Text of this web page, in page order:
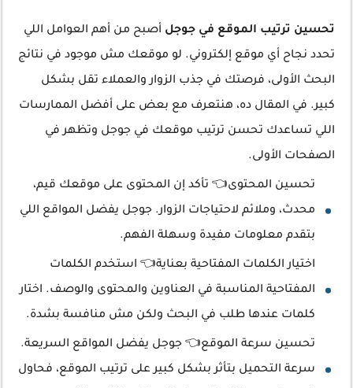
تحسين ترتيب الموقع في جوجل أصبح من أهم العوامل اللي
تحدد نجاح أي موقع إلكتروني. لو موقعك مش موجود في نتائج
البحث الأولى، فرصتك في جذب الزوار والعملاء تقل بشكل
كبير. في المقال ده، هنتعرف مع بعض على أفضل الممارسات
اللي تساعدك تحسن ترتيب موقعك في جوجل وتظهر في
الصفحات الأولى.
تحسين المحتوى👈 تأكد إن المحتوى على موقعك قيم،
محدث، وملائم لاحتياجات الزوار. جوجل يفضل المواقع اللي
بتقدم معلومات مفيدة وسهلة الفهم.
اختيار الكلمات المفتاحية بعناية👈 استخدم الكلمات
المفتاحية المناسبة في العناوين والمحتوى والوصف. اختار
كلمات عندها طلب في البحث ولكن مش منافسة بشدة.
تحسين سرعة الموقع👈 جوجل يفضل المواقع السريعة.
سرعة التحميل بتأثر بشكل كبير على ترتيب الموقع، فحاول